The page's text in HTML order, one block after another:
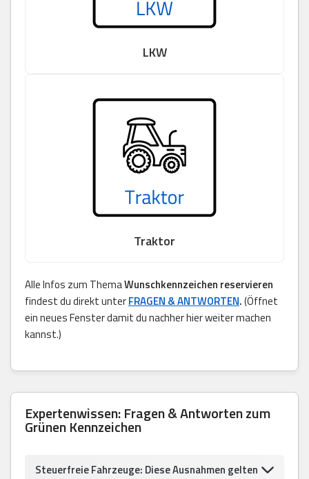
LKW
Traktor
Alle Infos zum ThemaWunschkennzeichen reservieren
findest du direkt unterFRAGEN & ANTWORTEN.(Öffnet
ein neues Fenster damit du nachher hier weiter machen
kannst.)
Expertenwissen: Fragen & Antworten zum
Grünen Kennzeichen
Steuerfreie Fahrzeuge: Diese Ausnahmen gelten